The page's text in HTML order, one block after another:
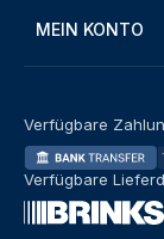
MEIN KONTO
Verfügbare
Verfügbare